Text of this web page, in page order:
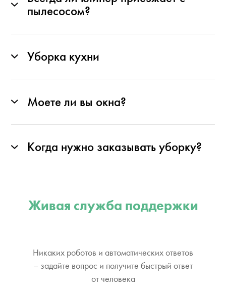
пылесосом?
Уборка кухни
Моете ли вы окна?
Когда нужно заказывать уборку?
Живая служба поддержки
Никаких роботов и автоматических ответов
– задайте вопрос и получите быстрый ответ
от человека